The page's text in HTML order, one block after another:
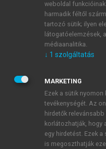
E-MAIL-CÍM
JELSZÓ
JELSZÓ ÚJRA
weboldal
harmadik féltől
tartozó sütik; ilyen
látogatóelemzések,
médiaanalitika.
↓ 1 szolgáltatás
MARKETING
Ezek a sütik
tevékenységét. Az
hirdetők
korlátozhatják, hogy
egy hirdetést. Ezek
is megoszthatják